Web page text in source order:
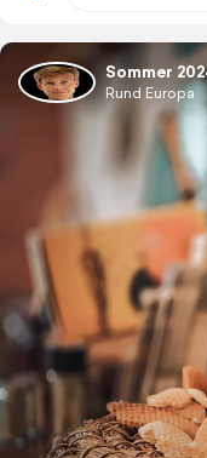
Sommer
Rund Europa